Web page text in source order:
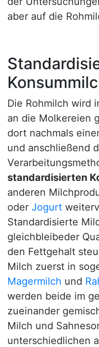
aber auf die
Die Rohmilch wird
an die Molkereien
dort nachmals
und anschließend
standardisierten
anderen
oder Jogurt
Standardisierte
gleichbleibeder
den Fettgehalt
Milch zuerst in
Magermilch und
werden beide im
zueinander
Milch und
unterschiedlichen